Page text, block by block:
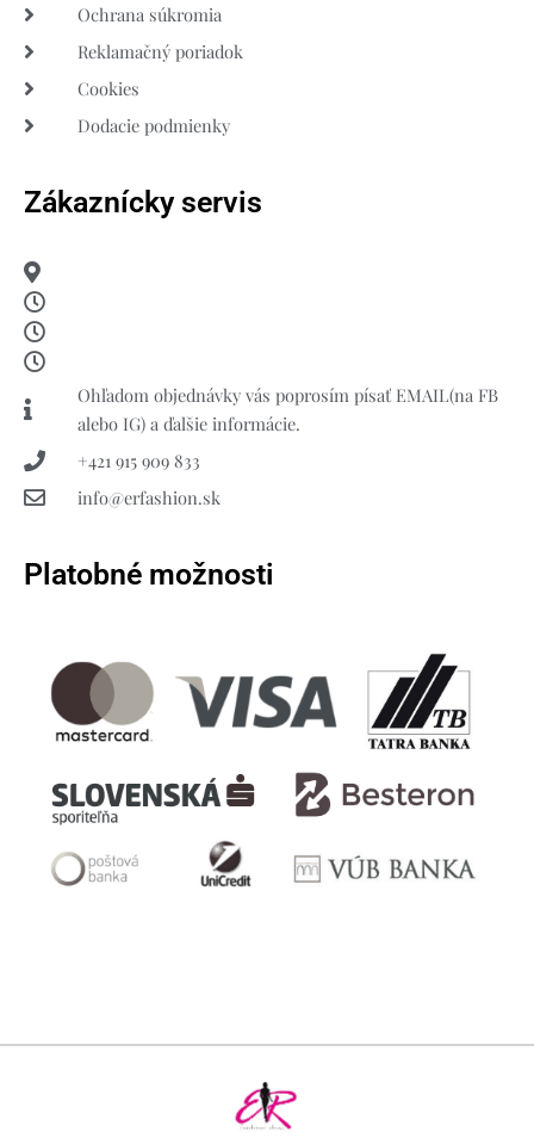
Ochrana súkromia
Reklamačný poriadok
Cookies
Dodacie podmienky
Zákaznícky servis
Ohľadom objednávky vás poprosím písať EMAIL(na FB
alebo IG) a ďalšie informácie.
+421 915 909 833
info@erfashion.sk
Platobné možnosti